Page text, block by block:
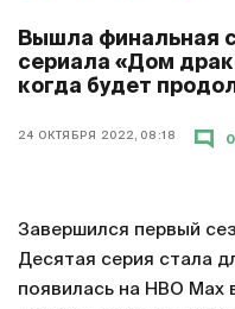
Вышла финальная
сериала «Дом
когда будет
24 ОКТЯБРЯ 2022, 08:18 0
Завершился первый
Десятая серия стала
появилась на HBO